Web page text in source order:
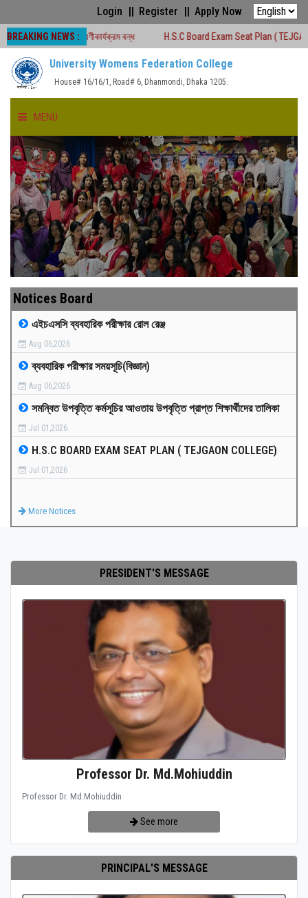
Login Register Apply Now
BREAKING NEWS :
সময়ে শ্রেণীকার্যক্রম বন্ধ H.S.C Board Exam Seat Plan ( TEJGAON
University Womens Federation College
House# 16/16/1, Road# 6, Dhanmondi, Dhaka 1205.
MENU
HOME
ABOUT US
FACULTIES
ACADEMICS
GALLERY
MEDIA
PAYMENT
CO-CURRICULUM
RESULTS
Notices Board
এইচএসসি ব্যবহারিক পরীক্ষার রোল রেঞ্জ
Aug 06,2026
ব্যবহারিক পরীক্ষার সময়সূচি(বিজ্ঞান)
Aug 06,2026
সমন্বিত উপবৃত্তি কর্মসূচির আওতায় উপবৃত্তি প্রাপ্ত শিক্ষার্থীদের তালিকা
Jul 01,2026
H.S.C BOARD EXAM SEAT PLAN ( TEJGAON COLLEGE)
Jul 01,2026
More Notices
PRESIDENT'S MESSAGE
Professor Dr. Md.Mohiuddin
Professor Dr. Md.Mohiuddin
See more
PRINCIPAL'S MESSAGE